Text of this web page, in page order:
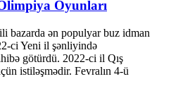
Oyunları
bazarda ən populyar buz idman
ci Yeni il şənliyində
götürdü. 2022-ci il Qış
istiləşmədir. Fevralın 4-ü